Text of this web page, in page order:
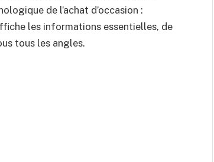
de l’achat d’occasion :
les informations essentielles, de
tous les angles.